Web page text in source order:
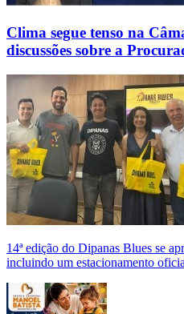
Clima segue tenso na
discussões sobre a
14ª edição do Dipanas Blues se
incluindo um estacionamento